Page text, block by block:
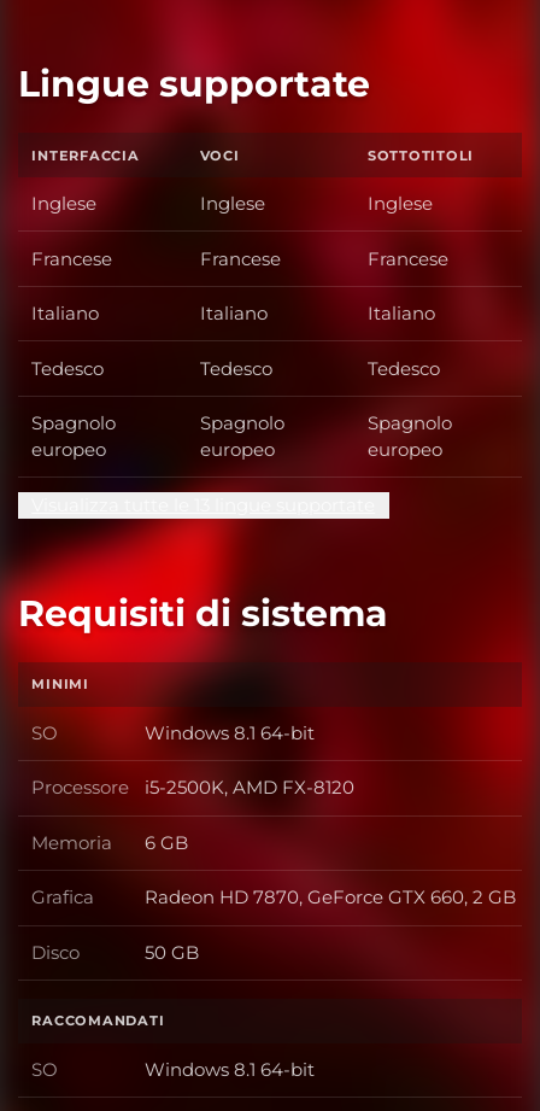
Lingue supportate
INTERFACCIA VOCI SOTTOTITOLI
Inglese Inglese Inglese
Francese Francese Francese
Italiano Italiano Italiano
Tedesco Tedesco Tedesco
Spagnolo
europeo
Spagnolo
europeo
Spagnolo
europeo
Requisiti di sistema
MINIMI
SO SO
Windows 8.1 64-bit
Processore Processore
i5-2500K, AMD FX-8120
Memoria Memoria
6 GB
Grafica Grafica
Radeon HD 7870, GeForce GTX 660, 2 GB
Disco Disco
50 GB
RACCOMANDATI
SO SO
Windows 8.1 64-bit